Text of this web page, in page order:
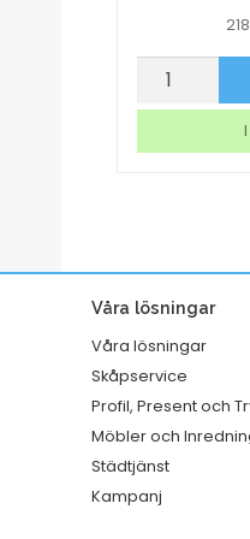
Märkband
6mm
Våra lösningar
Våra lösningar
Skåpservice
Profil, Present och
Möbler och
Städtjänst
Kampanj